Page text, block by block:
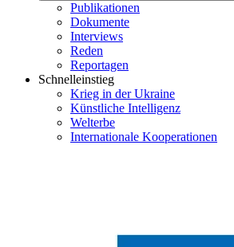
Publikationen
Dokumente
Interviews
Reden
Reportagen
Schnelleinstieg
Krieg in der Ukraine
Künstliche Intelligenz
Welterbe
Internationale Kooperationen